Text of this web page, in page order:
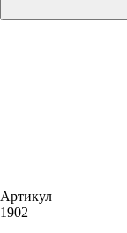
Артикул
1902